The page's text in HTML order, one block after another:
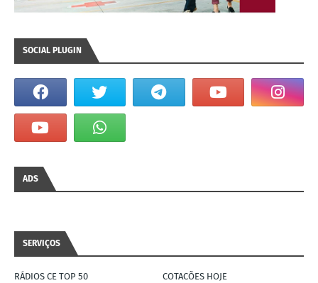
SOCIAL PLUGIN
ADS
SERVIÇOS
RÁDIOS CE TOP 50
COTACÕES HOJE